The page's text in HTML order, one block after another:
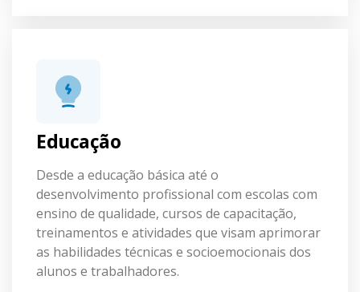
Educação
Desde a educação básica até o
desenvolvimento profissional com escolas com
ensino de qualidade, cursos de capacitação,
treinamentos e atividades que visam aprimorar
as habilidades técnicas e socioemocionais dos
alunos e trabalhadores.